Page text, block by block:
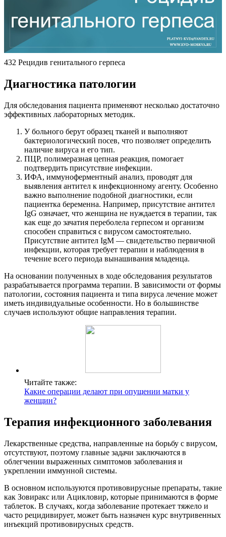
432 Рецидив генитального герпеса
Диагностика патологии
Для обследования пациента применяют несколько достаточно
эффективных лабораторных методик.
У больного берут образец тканей и выполняют
бактериологический посев, что позволяет определить
наличие вируса и его тип.
ПЦР, полимеразная цепная реакция, помогает
подтвердить присутствие инфекции.
ИФА, иммуноферментный анализ, проводят для
выявления антител к инфекционному агенту. Особенно
важно выполнение подобной диагностики, если
пациентка беременна. Например, присутствие антител
IgG означает, что женщина не нуждается в терапии, так
как еще до зачатия переболела герпесом и организм
способен справиться с вирусом самостоятельно.
Присутствие антител IgM — свидетельство первичной
инфекции, которая требует терапии и наблюдения в
течение всего периода вынашивания младенца.
На основании полученных в ходе обследования результатов
разрабатывается программа терапии. В зависимости от формы
патологии, состояния пациента и типа вируса лечение может
иметь индивидуальные особенности. Но в большинстве
случаев используют общие направления терапии.
Читайте также:
Какие операции делают при опущении матки у
женщин?
Терапия инфекционного заболевания
Лекарственные средства, направленные на борьбу с вирусом,
отсутствуют, поэтому главные задачи заключаются в
облегчении выраженных симптомов заболевания и
укреплении иммунной системы.
В основном используются противовирусные препараты, такие
как Зовиракс или Ацикловир, которые принимаются в форме
таблеток. В случаях, когда заболевание протекает тяжело и
часто рецидивирует, может быть назначен курс внутривенных
инъекций противовирусных средств.